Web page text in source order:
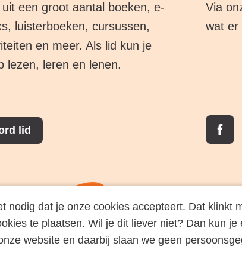
nodig dat je onze cookies accepteert. Dat klinkt
te plaatsen. Wil je dit liever niet? Dan kun
website en daarbij slaan we geen
uit een groot aantal boeken, e-
luisterboeken, cursussen,
en meer. Als lid kun je
lezen, leren en lenen.
lid
Via
wat er